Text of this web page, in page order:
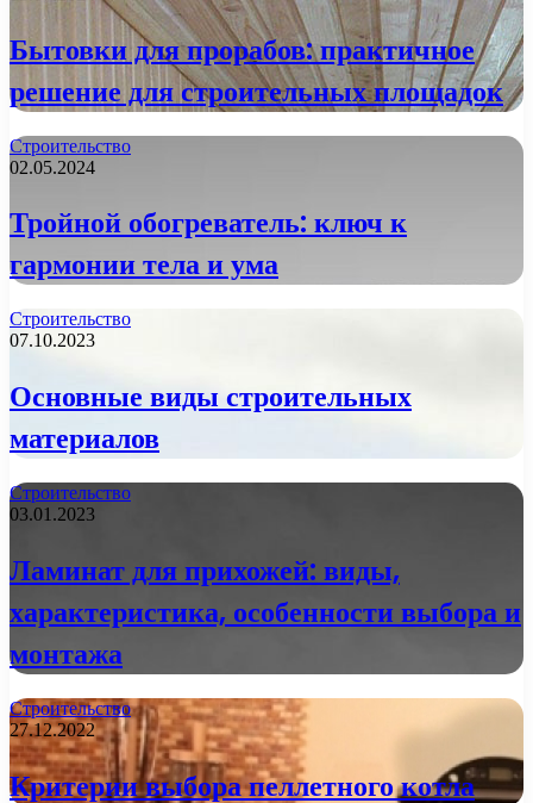
Бытовки для прорабов: практичное
решение для строительных площадок
Строительство
02.05.2024
Тройной обогреватель: ключ к
гармонии тела и ума
Строительство
07.10.2023
Основные виды строительных
материалов
Строительство
03.01.2023
Ламинат для прихожей: виды,
характеристика, особенности выбора и
монтажа
Строительство
27.12.2022
Критерии выбора пеллетного котла